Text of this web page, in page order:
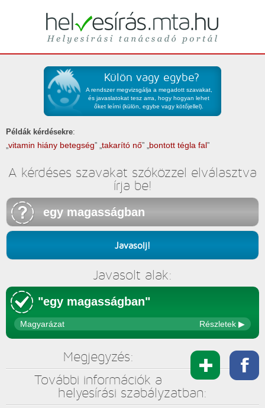
helyesírás
Helyesírási tanácsadó portál
Külön vagy egybe?
A rendszer megvizsgálja a megadott szavakat,
és javaslatokat tesz arra, hogy hogyan lehet
őket leírni (külön, egybe vagy kötőjellel).
Példák kérdésekre:
„vitamin hiány betegség” „takarító nő” „bontott tégla fal”
A kérdéses szavakat szóközzel elválasztva
írja be!
Javasolt alak:
"egy magasságban"
Magyarázat Részletek ▶
Megjegyzés:
További információk a
helyesírási szabályzatban: